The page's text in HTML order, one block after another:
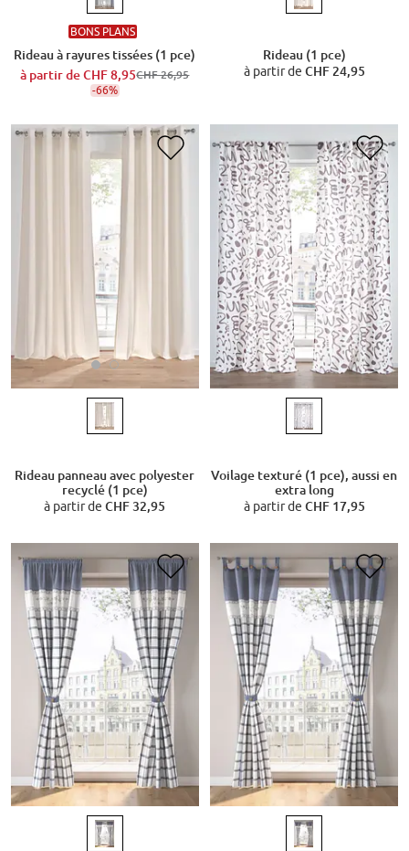
BONS PLANS
Rideau à rayures tissées (1 pce)
à partir deCHF 8,95CHF 26,95
-66%
Rideau (1 pce)
à partir de CHF 24,95
Rideau panneau avec polyester
recyclé (1 pce)
à partir deCHF 32,95
Voilage texturé (1 pce), aussi en
extra long
à partir de CHF 17,95